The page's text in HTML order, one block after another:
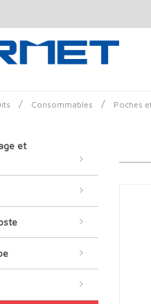
/ Consommables / Poches
et